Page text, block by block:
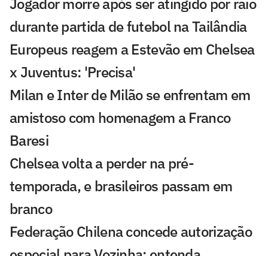
durante partida de futebol na Tailândia
Europeus reagem a Estevão em Chelsea
x Juventus: 'Precisa'
Milan e Inter de Milão se enfrentam em
amistoso com homenagem a Franco
Baresi
Chelsea volta a perder na pré-
temporada, e brasileiros passam em
branco
Federação Chilena concede autorização